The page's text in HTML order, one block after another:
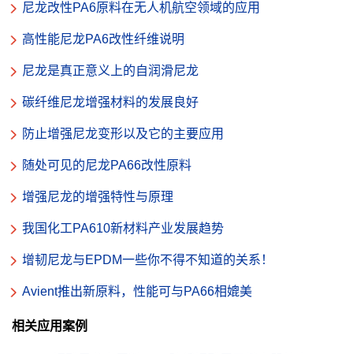
尼龙改性PA6原料在无人机航空领域的应用
高性能尼龙PA6改性纤维说明
尼龙是真正意义上的自润滑尼龙
碳纤维尼龙增强材料的发展良好
防止增强尼龙变形以及它的主要应用
随处可见的尼龙PA66改性原料
增强尼龙的增强特性与原理
我国化工PA610新材料产业发展趋势
增韧尼龙与EPDM一些你不得不知道的关系！
Avient推出新原料，性能可与PA66相媲美
相关应用案例